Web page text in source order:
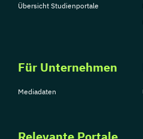
Übersicht Studienportale
Für Unternehmen
Mediadaten